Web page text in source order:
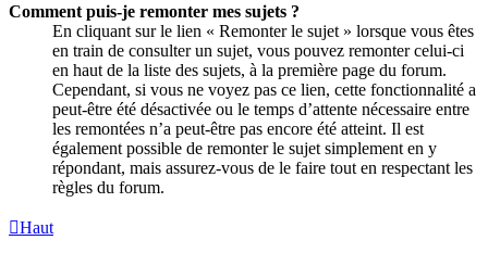
Comment puis-je remonter mes sujets ?
En cliquant sur le lien « Remonter le sujet » lorsque vous êtes
en train de consulter un sujet, vous pouvez remonter celui-ci
en haut de la liste des sujets, à la première page du forum.
Cependant, si vous ne voyez pas ce lien, cette fonctionnalité a
peut-être été désactivée ou le temps d’attente nécessaire entre
les remontées n’a peut-être pas encore été atteint. Il est
également possible de remonter le sujet simplement en y
répondant, mais assurez-vous de le faire tout en respectant les
règles du forum.
Haut